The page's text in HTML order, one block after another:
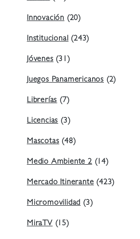
Innovación (20)
Institucional(243)
Jóvenes(31)
Juegos Panamericanos (2)
Librerías(7)
Licencias(3)
Mascotas(48)
Medio Ambiente 2(14)
Mercado Itinerante(423)
Micromovilidad(3)
MiraTV(15)